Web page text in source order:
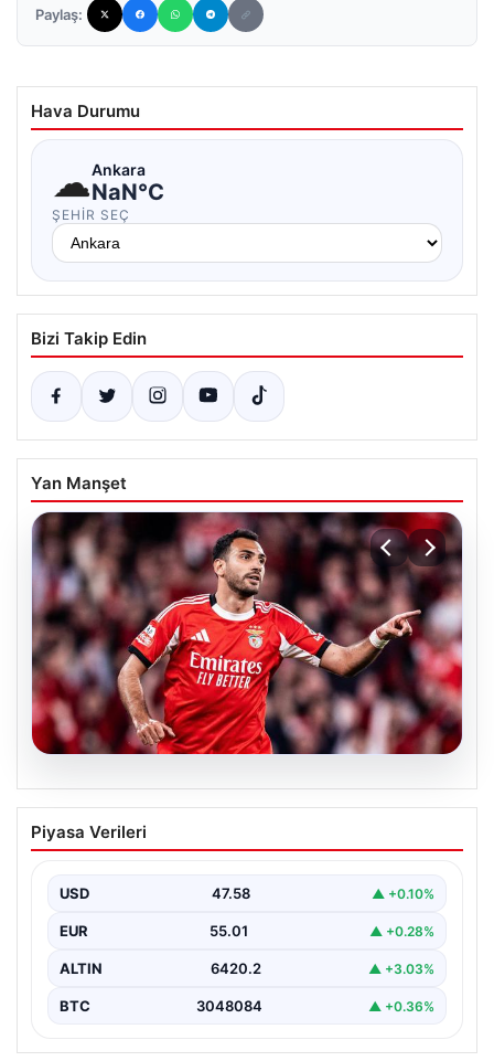
Paylaş:
Hava Durumu
☁Ankara
NaN°C
ŞEHIR SEÇ
Bizi Takip Edin
Yan Manşet
05.08.2026
Fenerbahçe hücuma güç katmak
istiyor: Vangelis Pavlidis gündemde
sorununun çözümü için farklı alternatifleri masaya
yatırıyor. Sarı-lacivertli…
Piyasa Verileri
USD 47.58 ▲ +0.10%
EUR 55.01 ▲ +0.28%
ALTIN 6420.2 ▲ +3.03%
BTC 3048084 ▲ +0.36%